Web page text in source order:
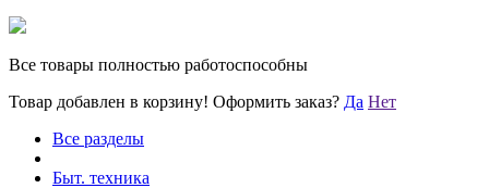
Все товары полностью работоспособны
Товар добавлен в корзину! Оформить заказ? Да Нет
Все разделы
Быт. техника